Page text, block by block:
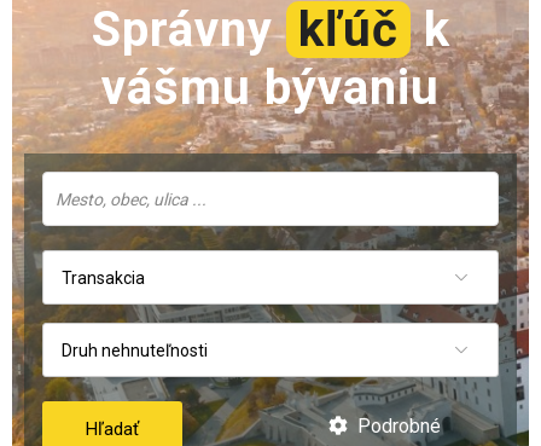
Správny kľúč k
vášmu bývaniu
Transakcia
Druh nehnuteľnosti
Hľadať Podrobné